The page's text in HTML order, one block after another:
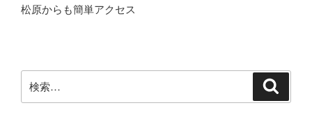
松原からも簡単アクセス
索: